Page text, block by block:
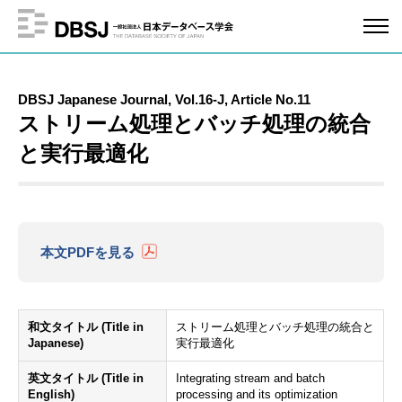
DBSJ Japanese Journal, Vol.16-J, Article No.11
ストリーム処理とバッチ処理の統合
と実行最適化
本文PDFを見る
和文タイトル (Title in
Japanese)
ストリーム処理とバッチ処理の統合と
実行最適化
英文タイトル (Title in
English)
Integrating stream and batch
processing and its optimization